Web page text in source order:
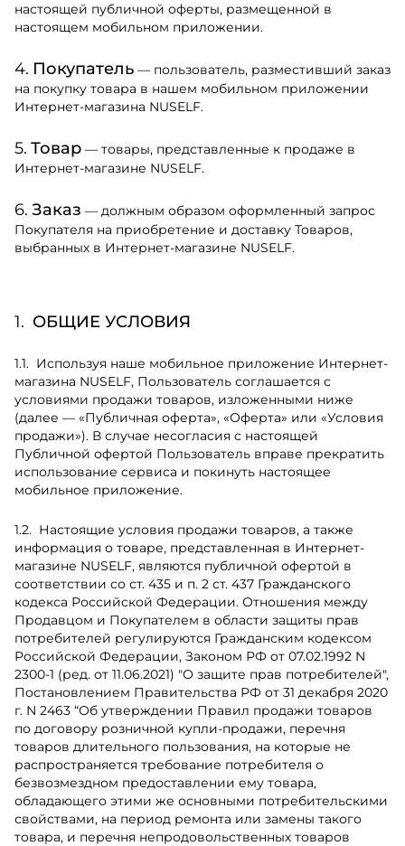
настоящей публичной оферты, размещенной в
настоящем мобильном приложении.
Покупатель — пользователь, разместивший заказ
на покупку товара в нашем мобильном приложении
Интернет-магазина NUSELF.
Товар — товары, представленные к продаже в
Интернет-магазине NUSELF.
Заказ — должным образом оформленный запрос
Покупателя на приобретение и доставку Товаров,
выбранных в Интернет-магазине NUSELF.
ОБЩИЕ УСЛОВИЯ
Используя наше мобильное приложение Интернет-
магазина NUSELF, Пользователь соглашается с
условиями продажи товаров, изложенными ниже
(далее — «Публичная оферта», «Оферта» или «Условия
продажи»). В случае несогласия с настоящей
Публичной офертой Пользователь вправе прекратить
использование сервиса и покинуть настоящее
мобильное приложение.
Настоящие условия продажи товаров, а также
информация о товаре, представленная в Интернет-
магазине NUSELF, являются публичной офертой в
соответствии со ст. 435 и п. 2 ст. 437 Гражданского
кодекса Российской Федерации. Отношения между
Продавцом и Покупателем в области защиты прав
потребителей регулируются Гражданским кодексом
Российской Федерации, Законом РФ от 07.02.1992 N
2300-1 (ред. от 11.06.2021) "О защите прав потребителей",
Постановлением Правительства РФ от 31 декабря 2020
г. N 2463 “Об утверждении Правил продажи товаров
по договору розничной купли-продажи, перечня
товаров длительного пользования, на которые не
распространяется требование потребителя о
безвозмездном предоставлении ему товара,
обладающего этими же основными потребительскими
свойствами, на период ремонта или замены такого
товара, и перечня непродовольственных товаров